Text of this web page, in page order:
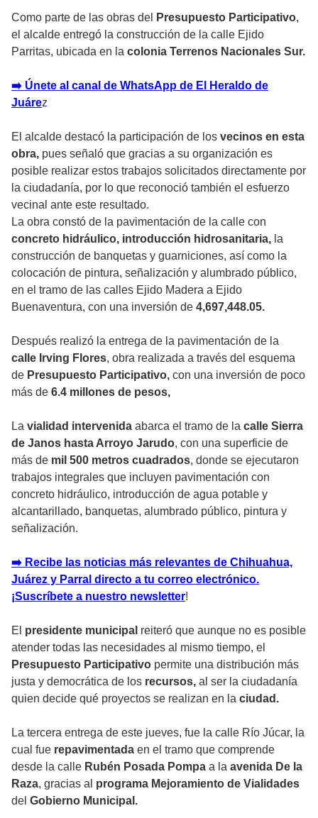
Como parte de las obras del Presupuesto Participativo,
el alcalde entregó la construcción de la calle Ejido
Parritas, ubicada en la colonia Terrenos Nacionales Sur.
➡️ Únete al canal de WhatsApp de El Heraldo de
Juárez
El alcalde destacó la participación de los vecinos en esta
obra, pues señaló que gracias a su organización es
posible realizar estos trabajos solicitados directamente por
la ciudadanía, por lo que reconoció también el esfuerzo
vecinal ante este resultado.
La obra constó de la pavimentación de la calle con
concreto hidráulico, introducción hidrosanitaria, la
construcción de banquetas y guarniciones, así como la
colocación de pintura, señalización y alumbrado público,
en el tramo de las calles Ejido Madera a Ejido
Buenaventura, con una inversión de 4,697,448.05.
Después realizó la entrega de la pavimentación de la
calle Irving Flores, obra realizada a través del esquema
de Presupuesto Participativo, con una inversión de poco
más de 6.4 millones de pesos,
La vialidad intervenida abarca el tramo de la calle Sierra
de Janos hasta Arroyo Jarudo, con una superficie de
más de mil 500 metros cuadrados, donde se ejecutaron
trabajos integrales que incluyen pavimentación con
concreto hidráulico, introducción de agua potable y
alcantarillado, banquetas, alumbrado público, pintura y
señalización.
➡️ Recibe las noticias más relevantes de Chihuahua,
Juárez y Parral directo a tu correo electrónico.
¡Suscríbete a nuestro newsletter!
El presidente municipal reiteró que aunque no es posible
atender todas las necesidades al mismo tiempo, el
Presupuesto Participativo permite una distribución más
justa y democrática de los recursos, al ser la ciudadanía
quien decide qué proyectos se realizan en la ciudad.
La tercera entrega de este jueves, fue la calle Río Júcar, la
cual fue repavimentada en el tramo que comprende
desde la calle Rubén Posada Pompa a la avenida De la
Raza, gracias al programa Mejoramiento de Vialidades
del Gobierno Municipal.